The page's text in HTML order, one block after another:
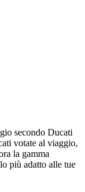
secondo Ducati
votate al viaggio,
la gamma
più adatto alle tue